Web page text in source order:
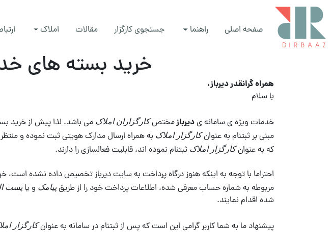
صفحه اصلی راهنما جستجوی کارگزار مقالات املاک
خرید بسته های
همراه گرانقدر دیرباز،
با سلام
خدمات ویژه ی سامانه یدیربازمختصکارگزاران املاک می باشد. لذا پیش از خرید
مبنی بر ثبتنام به عنوانکارگزار املاک به همراه ارسال مدارک هویتی ثبت نموده و
که به عنوانکارگزار املاک ثبتنام نموده اند، قابلیت فعالسازی را دارند.
احتراما با توجه به اینکه هنوز درگاه پرداخت به سایت دیرباز تخصیص داده نشده
مربوطه به شماره حساب معرفی شده، اطلاعات پرداخت خود را از طریق پیامک و یا پست
شده اقدام نمایند.
پیشنهاد ما به شما کاربر گرامی این است که پس از ثبتنام در سامانه به عنوانکارگزار